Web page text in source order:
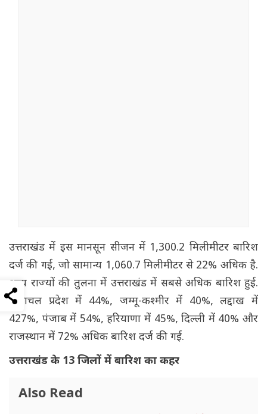
उत्तराखंड में इस मानसून सीजन में 1,300.2 मिलीमीटर बारिश
दर्ज की गई, जो सामान्य 1,060.7 मिलीमीटर से 22% अधिक है.
अन्य राज्यों की तुलना में उत्तराखंड में सबसे अधिक बारिश हुई.
हिमाचल प्रदेश में 44%, जम्मू-कश्मीर में 40%, लद्दाख में
427%, पंजाब में 54%, हरियाणा में 45%, दिल्ली में 40% और
राजस्थान में 72% अधिक बारिश दर्ज की गई.
उत्तराखंड के 13 जिलों में बारिश का कहर
Also Read